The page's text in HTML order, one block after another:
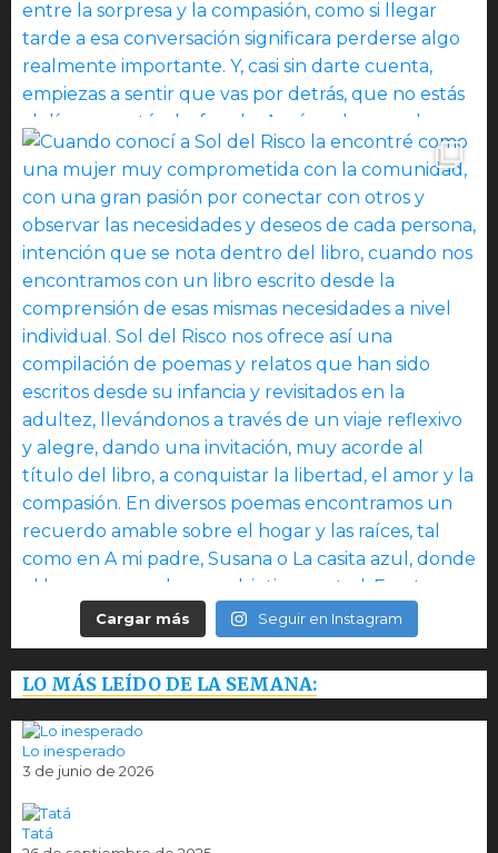
Cargar más Seguir en Instagram
LO MÁS LEÍDO DE LA SEMANA:
Lo inesperado
3 de junio de 2026
Tatá